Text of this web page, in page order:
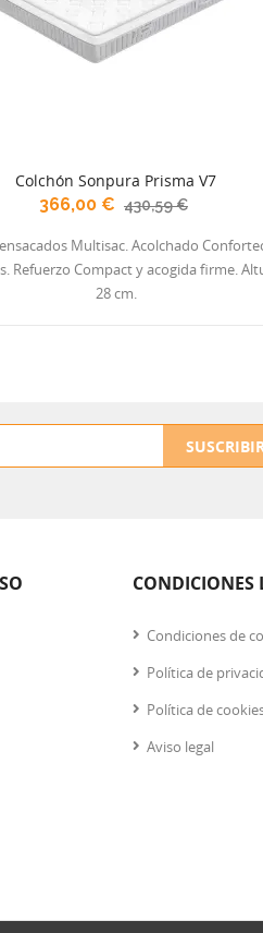
Colchón Sonpura Prisma V7
366,00 € 430,59 €
Multisac. Acolchado Confortec en
Compact y acogida firme. Altura: 27-
28 cm.
CONDICIONES
Condiciones de
Política de
Política de
Aviso legal